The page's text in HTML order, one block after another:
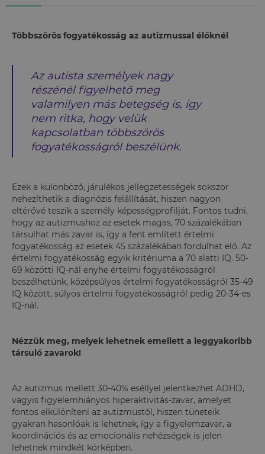
Többszörös fogyatékosság az autizmussal élőknél
Az autista személyek nagy
részénél figyelhető meg
valamilyen más betegség is, így
nem ritka, hogy velük
kapcsolatban többszörös
fogyatékosságról beszélünk.
Ezek a különböző, járulékos jellegzetességek sokszor
nehezíthetik a diagnózis felállítását, hiszen nagyon
eltérővé teszik a személy képességprofilját. Fontos tudni,
hogy az autizmushoz az esetek magas, 70 százalékában
társulhat más zavar is, így a fent említett értelmi
fogyatékosság az esetek 45 százalékában fordulhat elő. Az
értelmi fogyatékosság egyik kritériuma a 70 alatti IQ. 50-
69 közötti IQ-nál enyhe értelmi fogyatékosságról
beszélhetünk, középsúlyos értelmi fogyatékosságról 35-49
IQ között, súlyos értelmi fogyatékosságról pedig 20-34-es
IQ-nál.
Nézzük meg, melyek lehetnek emellett a leggyakoribb
társuló zavarok!
Az autizmus mellett 30-40% eséllyel jelentkezhet ADHD,
vagyis figyelemhiányos hiperaktivitás-zavar, amelyet
fontos elkülöníteni az autizmustól, hiszen tüneteik
gyakran hasonlóak is lehetnek, így a figyelemzavar, a
koordinációs és az emocionális nehézségek is jelen
lehetnek mindkét kórképben.